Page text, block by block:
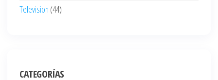
Television (44)
CATEGORÍAS